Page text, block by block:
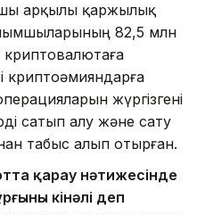
арқылы қаржылық
82,5 млн
криптоәмияндарға
жүргізгені
сатып алу және сату
табыс алып отырған.
қарау нәтижесінде
кінәлі деп